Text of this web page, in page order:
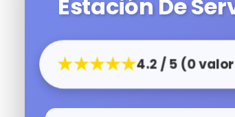
Estación De
★★★★★4.2 / 5 (0